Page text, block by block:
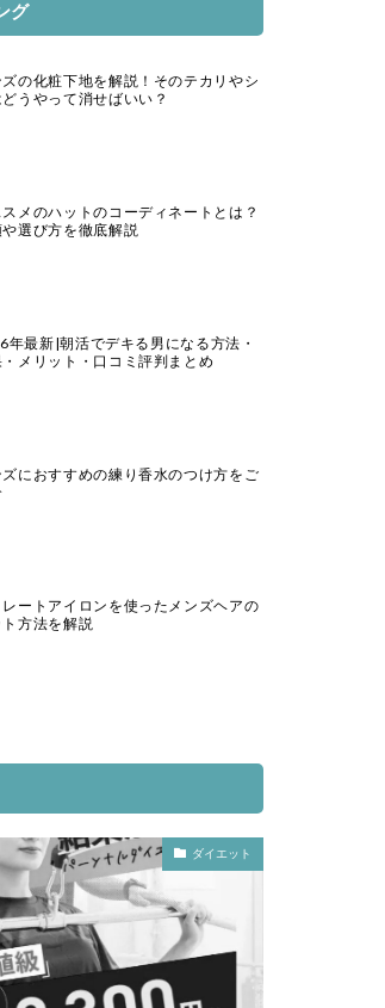
グ
ズの化粧下地を解説！そのテカリやシ
どうやって消せばいい？
スメのハットのコーディネートとは？
選び方を徹底解説
年最新|朝活でデキる男になる方法・
メリット・口コミ評判まとめ
ズにおすすめの練り香水のつけ方をご
レートアイロンを使ったメンズヘアの
方法を解説
ダイエット